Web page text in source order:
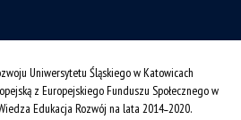
Uniwersytetu Śląskiego w Katowicach
z Europejskiego Funduszu Społecznego w
Edukacja Rozwój na lata 2014˗2020.